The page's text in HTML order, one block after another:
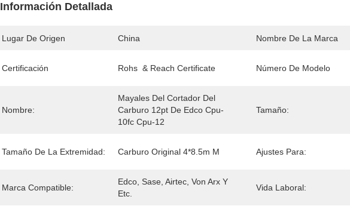
Información Detallada
Lugar De Origen China Nombre De La Marca
Certificación Rohs  & Reach Certificate Número De Modelo
Nombre:
Mayales Del Cortador Del
Carburo 12pt De Edco Cpu-
10fc Cpu-12
Tamaño:
Tamaño De La Extremidad: Carburo Original 4*8.5m M Ajustes Para:
Marca Compatible:
Edco, Sase, Airtec, Von Arx Y
Etc.
Vida Laboral: